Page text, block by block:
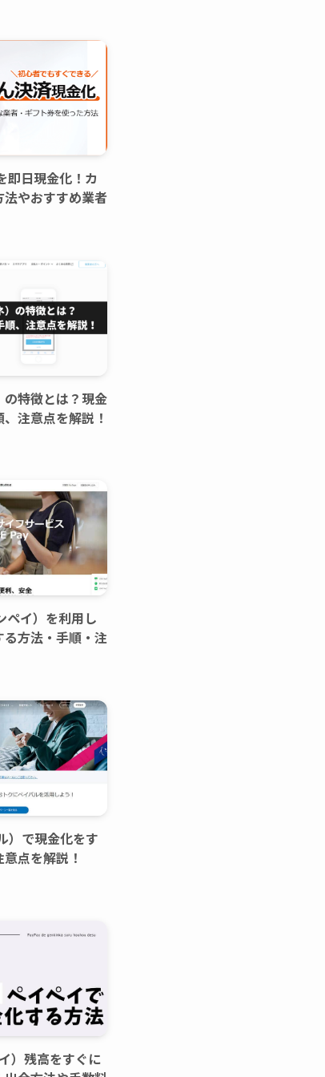
即日現金化！カ
やおすすめ業者
特徴とは？現金
注意点を解説！
ペイ）を利用し
方法・手順・注
）で現金化をす
点を解説！
）残高をすぐに